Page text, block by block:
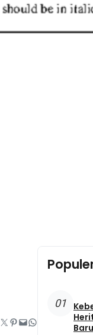
Twitter Pinterest Mail WhatsApp
01